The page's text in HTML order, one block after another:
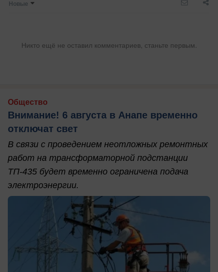
Новые
Никто ещё не оставил комментариев, станьте первым.
Общество
Внимание! 6 августа в Анапе временно
отключат свет
В связи с проведением неотложных ремонтных
работ на трансформаторной подстанции
ТП-435 будет временно ограничена подача
электроэнергии.